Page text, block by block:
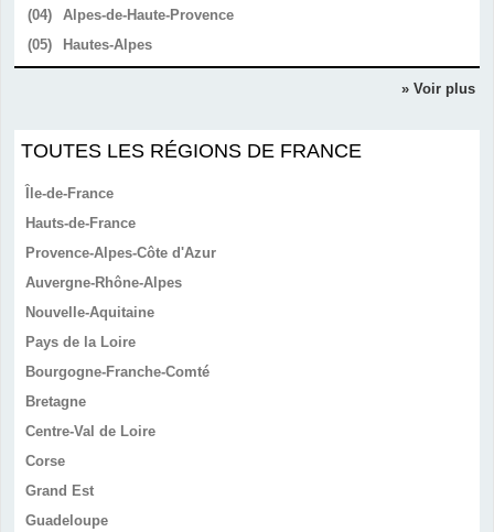
(04)
Alpes-de-Haute-Provence
(05)
Hautes-Alpes
» Voir plus
TOUTES LES RÉGIONS DE FRANCE
Île-de-France
Hauts-de-France
Provence-Alpes-Côte d'Azur
Auvergne-Rhône-Alpes
Nouvelle-Aquitaine
Pays de la Loire
Bourgogne-Franche-Comté
Bretagne
Centre-Val de Loire
Corse
Grand Est
Guadeloupe